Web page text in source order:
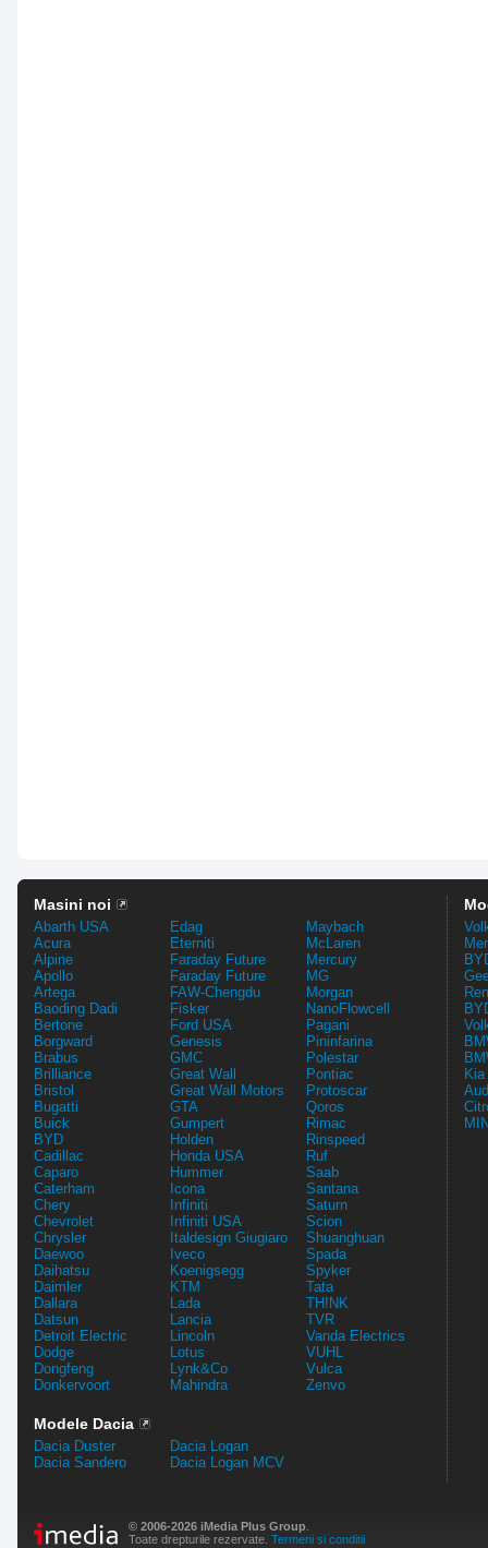
Masini noi
Abarth USA
Acura
Alpine
Apollo
Artega
Baoding Dadi
Bertone
Borgward
Brabus
Brilliance
Bristol
Bugatti
Buick
BYD
Cadillac
Caparo
Caterham
Chery
Chevrolet
Chrysler
Daewoo
Daihatsu
Daimler
Dallara
Datsun
Detroit Electric
Dodge
Dongfeng
Donkervoort
Edag
Eterniti
Faraday Future
Faraday Future
FAW-Chengdu
Fisker
Ford USA
Genesis
GMC
Great Wall
Great Wall Motors
GTA
Gumpert
Holden
Honda USA
Hummer
Icona
Infiniti
Infiniti USA
Italdesign Giugiaro
Iveco
Koenigsegg
KTM
Lada
Lancia
Lincoln
Lotus
Lynk&Co
Mahindra
Maybach
McLaren
Mercury
MG
Morgan
NanoFlowcell
Pagani
Pininfarina
Polestar
Pontiac
Protoscar
Qoros
Rimac
Rinspeed
Ruf
Saab
Santana
Saturn
Scion
Shuanghuan
Spada
Spyker
Tata
TH!NK
TVR
Vanda Electrics
VUHL
Vulca
Zenvo
Modele Dacia
Dacia Duster
Dacia Sandero
Dacia Logan
Dacia Logan MCV
© 2006-2026 iMedia Plus Group
Toate drepturile rezervate. Termeni si conditii